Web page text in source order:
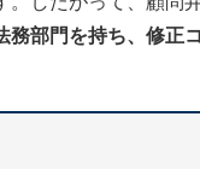
務部門を持ち、修正